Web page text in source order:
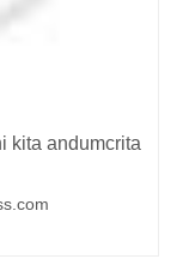
kita andumcrita